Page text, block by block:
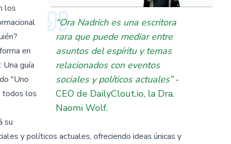
“Ora Nadrich es una escritora
rara que puede mediar entre
asuntos del espíritu y temas
relacionados con eventos
sociales y políticos actuales”-
CEO de DailyClout.io, la Dra.
Naomi Wolf.
los
en
guía
"Uno
todos los
su
y políticos actuales, ofreciendo ideas únicas y